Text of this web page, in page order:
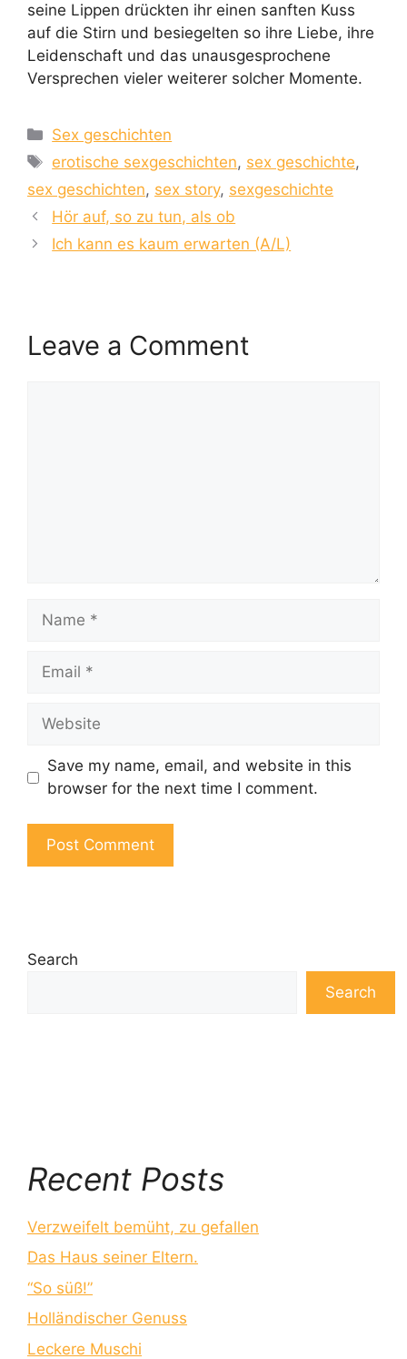
seine Lippen drückten ihr einen sanften Kuss
auf die Stirn und besiegelten so ihre Liebe, ihre
Leidenschaft und das unausgesprochene
Versprechen vieler weiterer solcher Momente.
Categories
Sex geschichten
Tags
erotische sexgeschichten, sex geschichte,
sex geschichten, sex story, sexgeschichte
Hör auf, so zu tun, als ob
Ich kann es kaum erwarten (A/L)
Leave a Comment
Name
Email
Website
Save my name, email, and website in this
browser for the next time I comment.
Search
Search
Recent Posts
Verzweifelt bemüht, zu gefallen
Das Haus seiner Eltern.
“So süß!”
Holländischer Genuss
Leckere Muschi